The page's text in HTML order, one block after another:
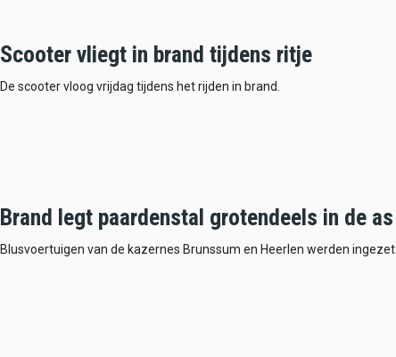
Scooter vliegt in brand tijdens ritje
De scooter vloog vrijdag tijdens het rijden in brand.
Brand legt paardenstal grotendeels in de as
Blusvoertuigen van de kazernes Brunssum en Heerlen werden ingezet.